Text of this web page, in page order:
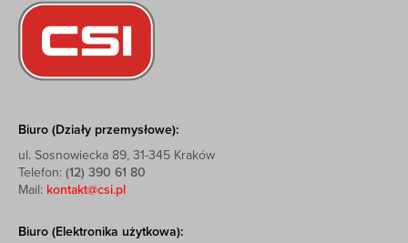
Biuro (Działy przemysłowe):
ul. Sosnowiecka 89, 31-345 Kraków
Telefon: (12) 390 61 80
Mail: kontakt@csi.pl
Biuro (Elektronika użytkowa):